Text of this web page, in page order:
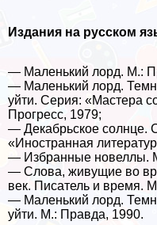
Издания на русском
— Маленький лорд. М.:
— Маленький лорд.
уйти. Серия: «Мастера
Прогресс, 1979;
— Декабрьское солнце.
«Иностранная
— Избранные новеллы.
— Слова, живущие во
век. Писатель и время.
— Маленький лорд.
уйти. М.: Правда, 1990.